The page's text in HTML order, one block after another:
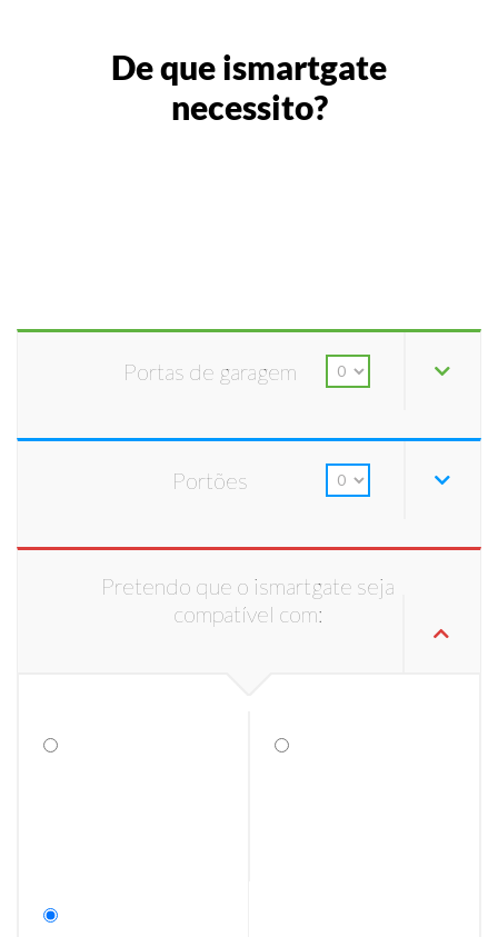
De que ismartgate
necessito?
Portas de garagem
Portões
Pretendo que o ismartgate seja
compatível com: